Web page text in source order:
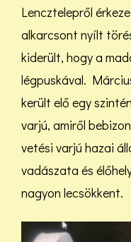
Lencztelepről
alkarcsont nyílt
kiderült, hogy a
légpuskával.
került elő egy
varjú, amiről
vetési varjú hazai
vadászata és
nagyon lecsökkent.